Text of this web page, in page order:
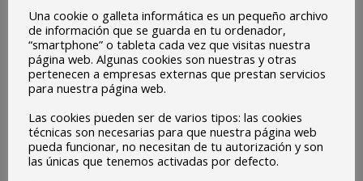
Una cookie o galleta informática es un pequeño archivo
de información que se guarda en tu ordenador,
“smartphone” o tableta cada vez que visitas nuestra
página web. Algunas cookies son nuestras y otras
pertenecen a empresas externas que prestan servicios
para nuestra página web.
Las cookies pueden ser de varios tipos: las cookies
técnicas son necesarias para que nuestra página web
pueda funcionar, no necesitan de tu autorización y son
las únicas que tenemos activadas por defecto.